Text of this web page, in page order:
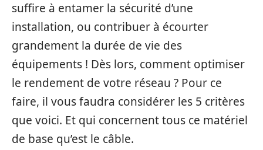
suffire à entamer la sécurité d’une
installation, ou contribuer à écourter
grandement la durée de vie des
équipements ! Dès lors, comment optimiser
le rendement de votre réseau ? Pour ce
faire, il vous faudra considérer les 5 critères
que voici. Et qui concernent tous ce matériel
de base qu’est le câble.